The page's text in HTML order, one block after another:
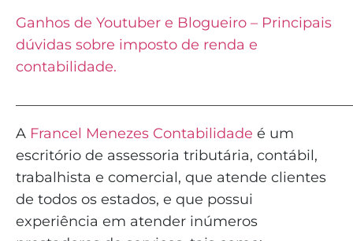
Ganhos de Youtuber e Blogueiro – Principais
dúvidas sobre imposto de renda e
contabilidade.
A Francel Menezes Contabilidade é um
escritório de assessoria tributária, contábil,
trabalhista e comercial, que atende clientes
de todos os estados, e que possui
experiência em atender inúmeros